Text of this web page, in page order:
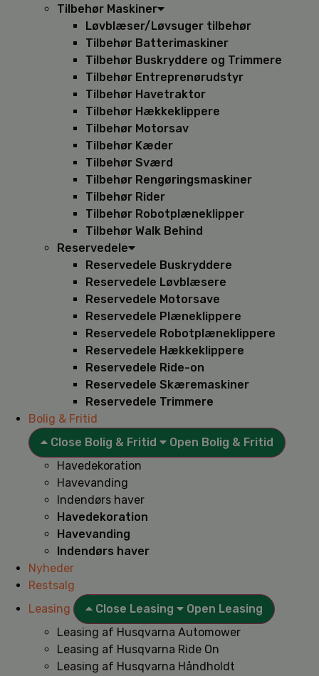
Tilbehør Maskiner
Løvblæser/Løvsuger tilbehør
Tilbehør Batterimaskiner
Tilbehør Buskryddere og Trimmere
Tilbehør Entreprenørudstyr
Tilbehør Havetraktor
Tilbehør Hækkeklippere
Tilbehør Motorsav
Tilbehør Kæder
Tilbehør Sværd
Tilbehør Rengøringsmaskiner
Tilbehør Rider
Tilbehør Robotplæneklipper
Tilbehør Walk Behind
Reservedele
Reservedele Buskryddere
Reservedele Løvblæsere
Reservedele Motorsave
Reservedele Plæneklippere
Reservedele Robotplæneklippere
Reservedele Hækkeklippere
Reservedele Ride-on
Reservedele Skæremaskiner
Reservedele Trimmere
Bolig & Fritid
Close Bolig & Fritid
Open Bolig & Fritid
Havedekoration
Havevanding
Indendørs haver
Havedekoration
Havevanding
Indendørs haver
Nyheder
Restsalg
Leasing
Close Leasing
Open Leasing
Leasing af Husqvarna Automower
Leasing af Husqvarna Ride On
Leasing af Husqvarna Håndholdt